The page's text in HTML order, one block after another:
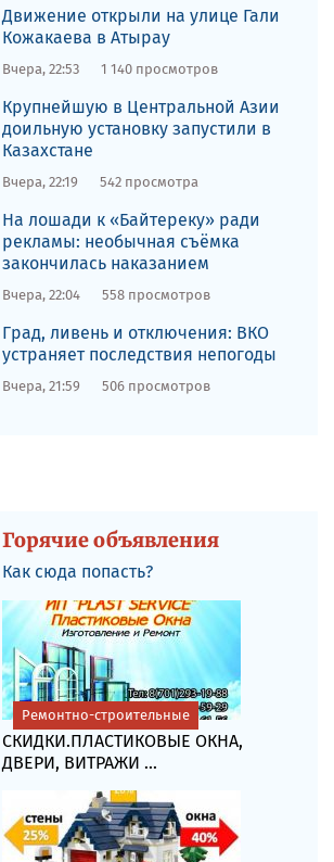
Движение открыли на улице Гали
Кожакаева в Атырау
Вчера, 22:53 1 140 просмотров
Крупнейшую в Центральной Азии
доильную установку запустили в
Казахстане
Вчера, 22:19 542 просмотра
На лошади к «Байтереку» ради
рекламы: необычная съёмка
закончилась наказанием
Вчера, 22:04 558 просмотров
Град, ливень и отключения: ВКО
устраняет последствия непогоды
Вчера, 21:59 506 просмотров
Горячие объявления
Как сюда попасть?
СКИДКИ.ПЛАСТИКОВЫЕ ОКНА,
ДВЕРИ, ВИТРАЖИ ...
Ремонтно-строительные